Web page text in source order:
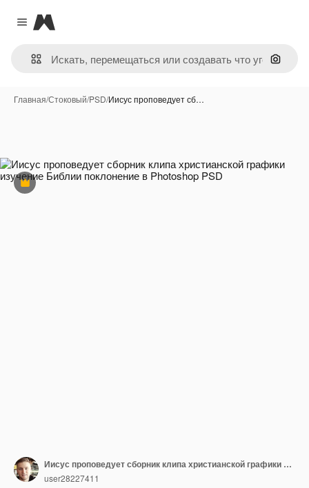
Close menu
Magnific
Поиск
Главная/Стоковый/PSD/Иисус проповедует сб…
Премиум
Иисус проповедует сборник клипа христианской графики изучение Библии поклонение в Photoshop PSD
user28227411